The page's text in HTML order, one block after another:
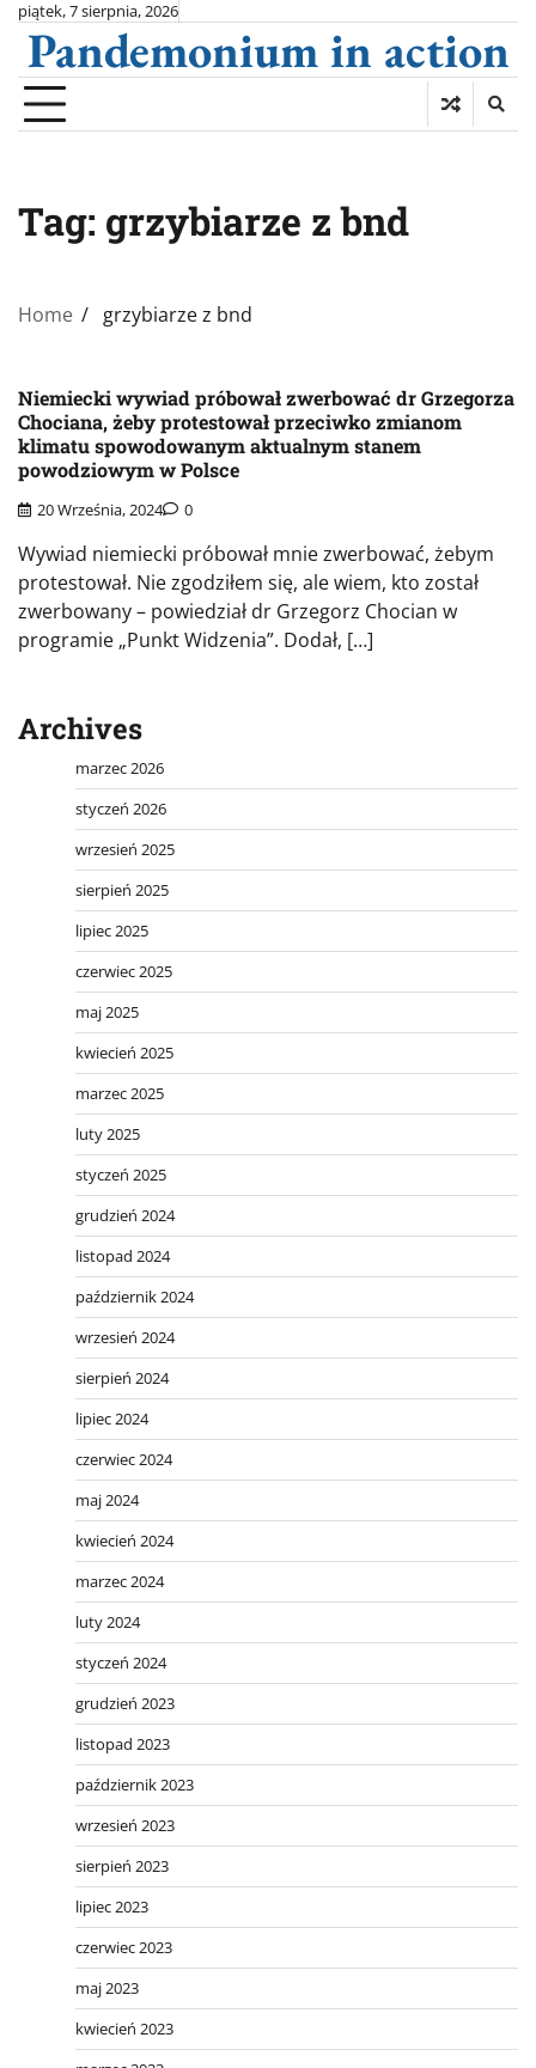
Skip
content
piątek, 7 sierpnia, 2026
Pandemonium in action
Tag: grzybiarze z bnd
Home grzybiarze z bnd
Niemiecki wywiad próbował zwerbować dr Grzegorza
Chociana, żeby protestował przeciwko zmianom
klimatu spowodowanym aktualnym stanem
powodziowym w Polsce
20 Września, 2024 0
Wywiad niemiecki próbował mnie zwerbować, żebym
protestował. Nie zgodziłem się, ale wiem, kto został
zwerbowany – powiedział dr Grzegorz Chocian w
programie „Punkt Widzenia”. Dodał, […]
Archives
marzec 2026
styczeń 2026
wrzesień 2025
sierpień 2025
lipiec 2025
czerwiec 2025
maj 2025
kwiecień 2025
marzec 2025
luty 2025
styczeń 2025
grudzień 2024
listopad 2024
październik 2024
wrzesień 2024
sierpień 2024
lipiec 2024
czerwiec 2024
maj 2024
kwiecień 2024
marzec 2024
luty 2024
styczeń 2024
grudzień 2023
listopad 2023
październik 2023
wrzesień 2023
sierpień 2023
lipiec 2023
czerwiec 2023
maj 2023
kwiecień 2023